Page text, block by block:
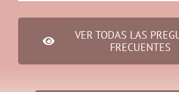
VER TODAS LAS
FRECUENTES